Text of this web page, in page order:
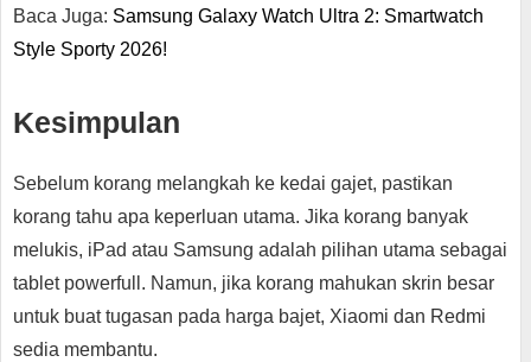
Baca Juga: Samsung Galaxy Watch Ultra 2: Smartwatch
Style Sporty 2026!
Kesimpulan
Sebelum korang melangkah ke kedai gajet, pastikan
korang tahu apa keperluan utama. Jika korang banyak
melukis, iPad atau Samsung adalah pilihan utama sebagai
tablet powerfull. Namun, jika korang mahukan skrin besar
untuk buat tugasan pada harga bajet, Xiaomi dan Redmi
sedia membantu.